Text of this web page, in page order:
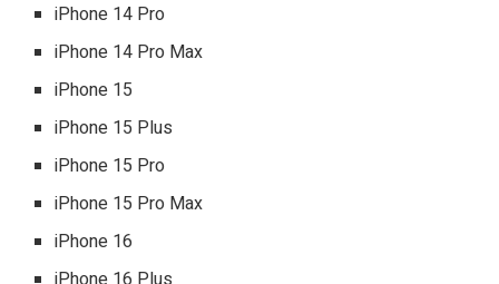
iPhone 14 Pro
iPhone 14 Pro Max
iPhone 15
iPhone 15 Plus
iPhone 15 Pro
iPhone 15 Pro Max
iPhone 16